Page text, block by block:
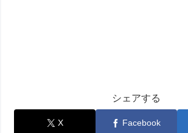
シェアする
X Facebook